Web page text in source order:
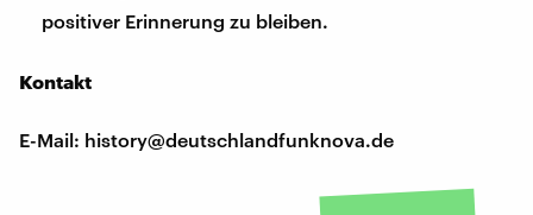
positiver Erinnerung zu bleiben.
Kontakt
E-Mail: history@deutschlandfunknova.de